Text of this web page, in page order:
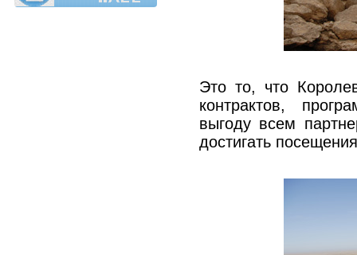
Это то, что
контрактов,
выгоду всем
достигать